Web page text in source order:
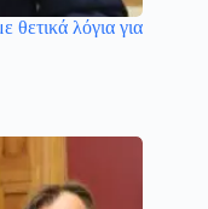
θετικά λόγια για